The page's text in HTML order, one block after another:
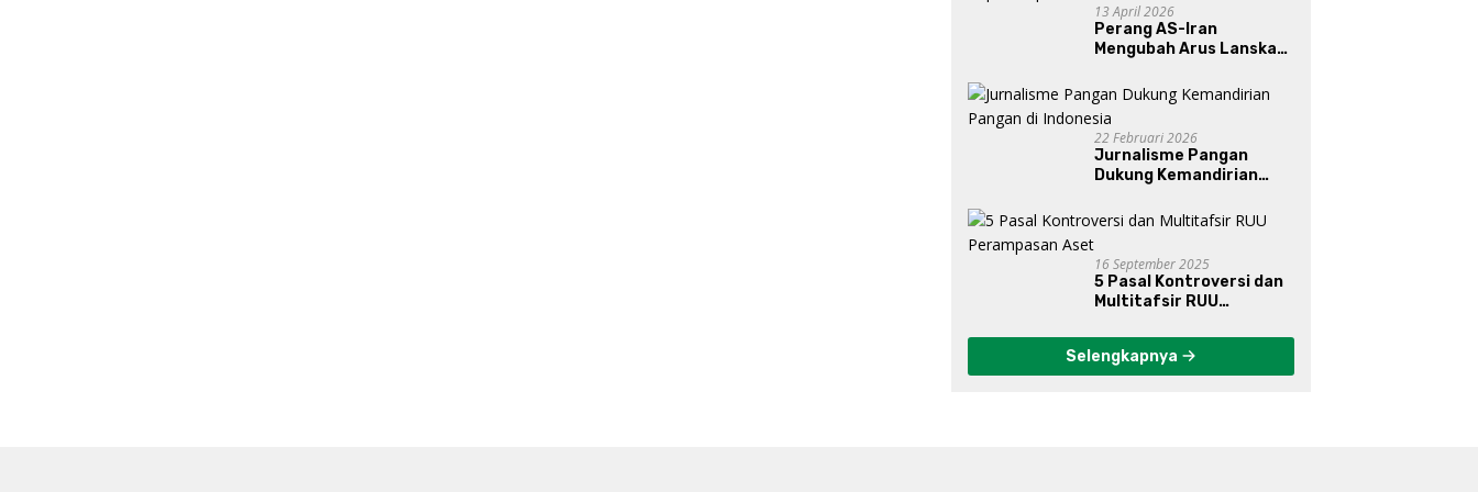
13 April 2026
Perang AS-Iran
Mengubah Arus Lanskap
Bawah Kepemimpinan
Prabowo-Gibran?
22 Februari 2026
Jurnalisme Pangan
Dukung Kemandirian
16 September 2025
5 Pasal Kontroversi dan
Multitafsir RUU
Selengkapnya